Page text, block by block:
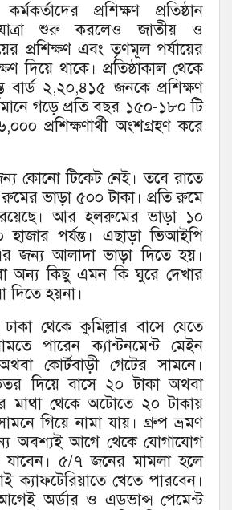
প্রশিক্ষণ প্রতিষ্ঠান
যাত্রা শুরু করলেও জাতীয় ও
প্রশিক্ষণ এবং তৃণমূল পর্যায়ের
দিয়ে থাকে। প্রতিষ্ঠাকাল থেকে
বার্ড ২,২০,৪১৫ জনকে প্রশিক্ষণ
গড়ে প্রতি বছর ১৫০-১৮০ টি
প্রশিক্ষণার্থী অংশগ্রহণ করে
কোনো টিকেট নেই। তবে রাতে
ভাড়া ৫০০ টাকা। প্রতি রুমে
আর হলরুমের ভাড়া ১০
হাজার পর্যন্ত। এছাড়া ভিআইপি
জন্য আলাদা ভাড়া দিতে হয়।
অন্য কিছু এমন কি ঘুরে দেখার
হয়না।
ঢাকা থেকে কুমিল্লার বাসে যেতে
পারেন ক্যান্টনমেন্ট মেইন
কোর্টবাড়ী গেটের সামনে।
দিয়ে বাসে ২০ টাকা অথবা
মাথা থেকে অটোতে ২০ টাকায়
গিয়ে নামা যায়। গ্রুপ ভ্রমণ
অবশ্যই আগে থেকে যোগাযোগ
যাবেন। ৫/৭ জনের মামলা হলে
ক্যাফটেরিয়াতে খেতে পারবেন।
অর্ডার ও এডভান্স পেমেন্ট